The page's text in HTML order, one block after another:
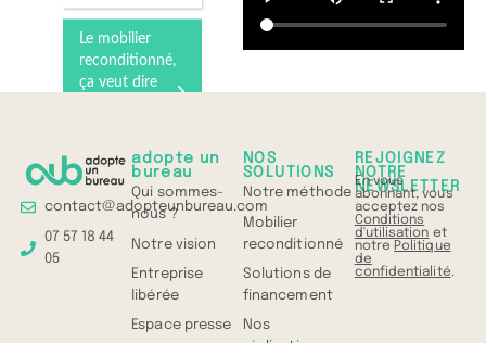
Le mobilier
reconditionné,
ça veut dire
tout en 1 min
contact@adopteunbureau.com
07 57 18 44
05
adopte un
bureau
Qui sommes-
nous ?
Notre vision
Entreprise
libérée
Espace presse
NOS
SOLUTIONS
Notre méthode
Mobilier
reconditionné
Solutions de
financement
Nos
REJOIGNEZ
NOTRE
NEWSLETTER
En vous
abonnant, vous
acceptez nos
Conditions
d'utilisation et
notre Politique
de
confidentialité.